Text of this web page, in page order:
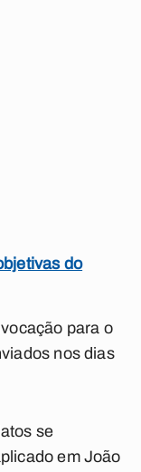
do
para o
nos dias
se
em João